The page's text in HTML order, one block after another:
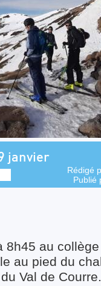
janvier
Rédigé
Publié
8h45 au
au pied du
Val de Courre.